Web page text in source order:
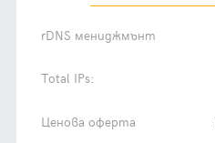
rDNS мениджмънт
Total IPs:
Ценова оферта